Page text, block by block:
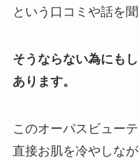
という口コミや話を
そうならない為にも
あります。
このオーパスビュー
直接お肌を冷やしな